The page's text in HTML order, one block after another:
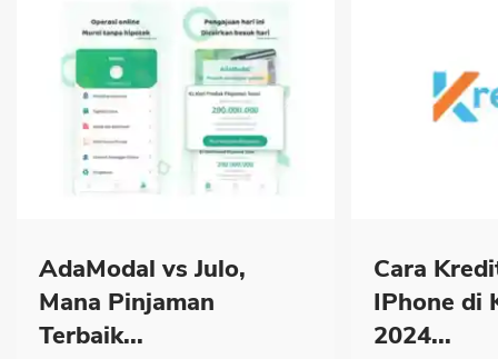
AdaModal vs Julo,
Mana Pinjaman
Terbaik...
Cara
IPhone di
2024...